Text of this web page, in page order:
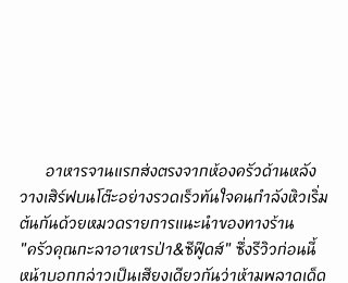
วางเสิร์ฟบนโต๊ะอย่างรวดเร็วทันใจคนกำลังหิวเริ่ม
ต้นกันด้วยหมวดรายการแนะนำของทางร้าน
"ครัวคุณกะลาอาหารป่า&ซีฟู๊ดส์" ซึ่งรีวิวก่อนนี้
หน้าบอกกล่าวเป็นเสียงเดียวกันว่าห้ามพลาดเด็ด